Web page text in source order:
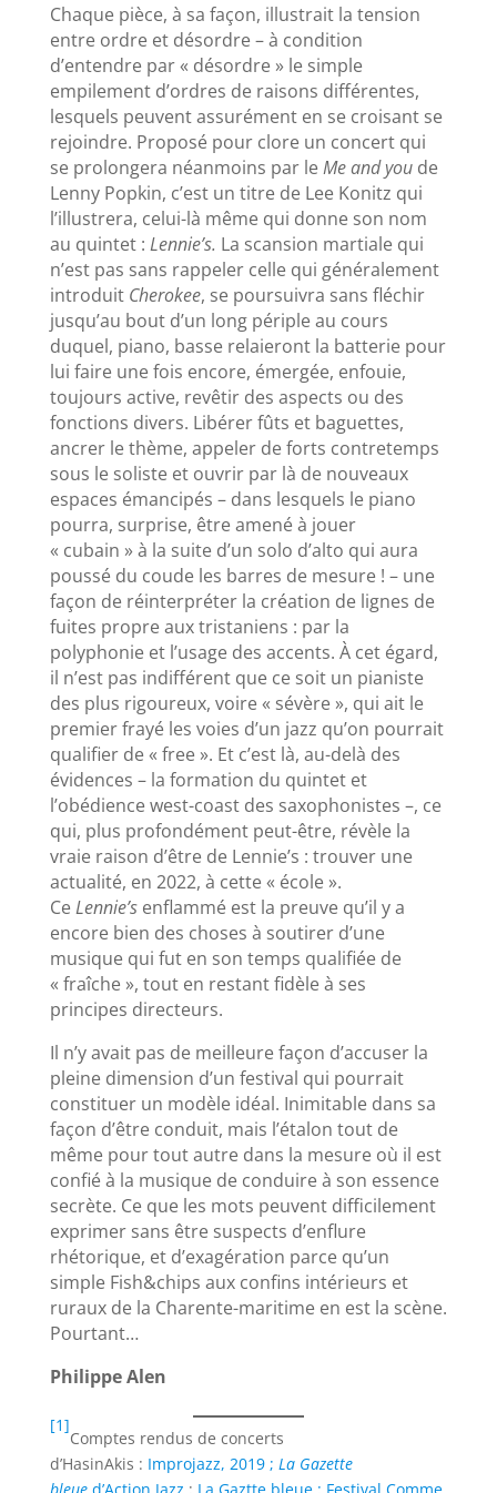
Chaque pièce, à sa façon, illustrait la tension
entre ordre et désordre – à condition
d’entendre par « désordre » le simple
empilement d’ordres de raisons différentes,
lesquels peuvent assurément en se croisant se
rejoindre. Proposé pour clore un concert qui
se prolongera néanmoins par leMe and youde
Lenny Popkin, c’est un titre de Lee Konitz qui
l’illustrera, celui-là même qui donne son nom
au quintet : Lennie’s. La scansion martiale qui
n’est pas sans rappeler celle qui généralement
introduit Cherokee, se poursuivra sans fléchir
jusqu’au bout d’un long périple au cours
duquel, piano, basse relaieront la batterie pour
lui faire une fois encore, émergée, enfouie,
toujours active, revêtir des aspects ou des
fonctions divers. Libérer fûts et baguettes,
ancrer le thème, appeler de forts contretemps
sous le soliste et ouvrir par là de nouveaux
espaces émancipés – dans lesquels le piano
pourra, surprise, être amené à jouer
« cubain » à la suite d’un solo d’alto qui aura
poussé du coude les barres de mesure ! – une
façon de réinterpréter la création de lignes de
fuites propre aux tristaniens : par la
polyphonie et l’usage des accents. À cet égard,
il n’est pas indifférent que ce soit un pianiste
des plus rigoureux, voire « sévère », qui ait le
premier frayé les voies d’un jazz qu’on pourrait
qualifier de « free ». Et c’est là, au-delà des
évidences – la formation du quintet et
l’obédience west-coast des saxophonistes –, ce
qui, plus profondément peut-être, révèle la
vraie raison d’être de Lennie’s : trouver une
actualité, en 2022, à cette « école ».
CeLennie’s enflammé est la preuve qu’il y a
encore bien des choses à soutirer d’une
musique qui fut en son temps qualifiée de
« fraîche », tout en restant fidèle à ses
principes directeurs.
Il n’y avait pas de meilleure façon d’accuser la
pleine dimension d’un festival qui pourrait
constituer un modèle idéal. Inimitable dans sa
façon d’être conduit, mais l’étalon tout de
même pour tout autre dans la mesure où il est
confié à la musique de conduire à son essence
secrète. Ce que les mots peuvent difficilement
exprimer sans être suspects d’enflure
rhétorique, et d’exagération parce qu’un
simple Fish&chips aux confins intérieurs et
ruraux de la Charente-maritime en est la scène.
Pourtant…
Philippe Alen
[1]
Comptes rendus de concerts
d’HasinAkis : Improjazz, 2019 ; La Gazette
bleued’Action Jazz ; La Gaztte bleue : Festival Comme